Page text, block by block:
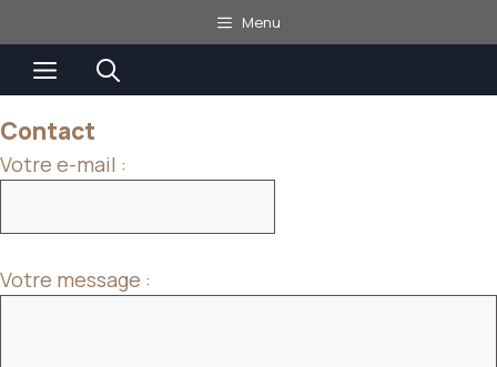
au
contenu
Menu
Menu
Contact
Votre e-mail :
Votre message :